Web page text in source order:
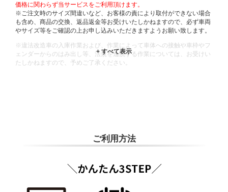
価格に関わらず当サービスをご利用頂けます。
※ご注文時のサイズ間違いなど、お客様の責により取付ができない場合
も含め、商品の交換、返品返金等お受けいたしかねますので、必ず車両
やサイズ等をご確認の上お申し込みいただきますようお願い致します。
※違法改造車の入庫作業および、作業によって車体への接触や車枠やフ
ェンダーからのはみ出し等、法規を逸脱する作業については、お受けい
たしかねますので、予めご了承ください。
ご利用方法